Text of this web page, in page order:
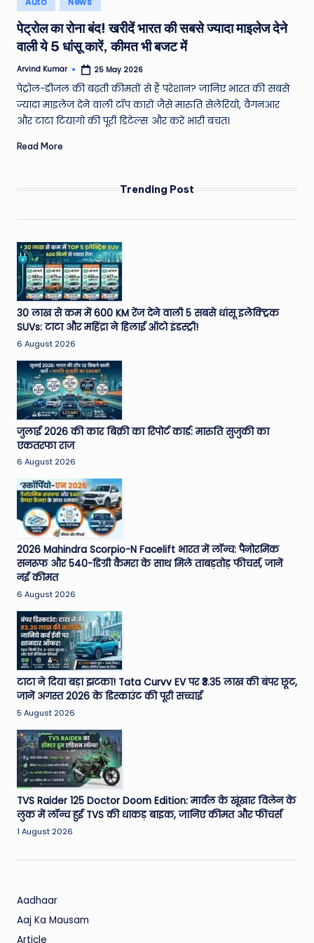
e
a
t
h
er
,
T
c
h
&
M
o
vi
e
e
w
s
A
ro
u
n
d
T
h
e
W
o
rl
d
in
पेट्रोल का रोना बंद! खरीदें भारत की सबसे ज्यादा माइलेज देने
वाली ये 5 धांसू कारें, कीमत भी बजट में
Posted
by
Arvind Kumar 25 May 2026
पेट्रोल-डीजल की बढ़ती कीमतों से हैं परेशान? जानिए भारत की सबसे
ज्यादा माइलेज देने वाली टॉप कारों जैसे मारुति सेलेरियो, वैगनआर
और टाटा टियागो की पूरी डिटेल्स और करें भारी बचत।
Read More
Trending Post
30 लाख से कम में 600 KM रेंज देने वाली 5 सबसे धांसू इलेक्ट्रिक
SUVs: टाटा और महिंद्रा ने हिलाई ऑटो इंडस्ट्री!
6 August 2026
जुलाई 2026 की कार बिक्री का रिपोर्ट कार्ड: मारुति सुजुकी का
एकतरफा राज
6 August 2026
2026 Mahindra Scorpio-N Facelift भारत में लॉन्च: पैनोरमिक
सनरूफ और 540-डिग्री कैमरा के साथ मिले ताबड़तोड़ फीचर्स, जानें
नई कीमत
6 August 2026
टाटा ने दिया बड़ा झटका! Tata Curvv EV पर ₹3.35 लाख की बंपर छूट,
जानें अगस्त 2026 के डिस्काउंट की पूरी सच्चाई
5 August 2026
TVS Raider 125 Doctor Doom Edition: मार्वल के खूंखार विलेन के
लुक में लॉन्च हुई TVS की धाकड़ बाइक, जानिए कीमत और फीचर्स
1 August 2026
Aadhaar
Aaj Ka Mausam
Article